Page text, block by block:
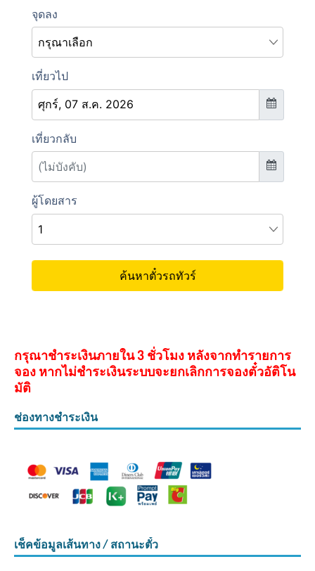
กรุณาชำระเงินภายใน 3 ชั่วโมง หลังจากทำรายการ
จอง หากไม่ชำระเงินระบบจะยกเลิกการจองตั๋วอัติโน
มัติ
ช่องทางชำระเงิน
เช็คข้อมูลเส้นทาง / สถานะตั๋ว